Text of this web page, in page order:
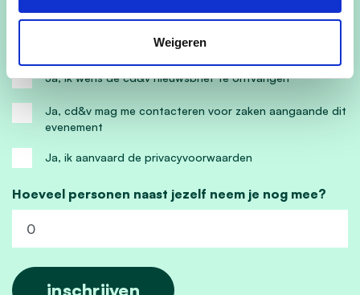
Weigeren
Ja, ik wens de cd&v nieuwsbrief te ontvangen
Ja, cd&v mag me contacteren voor zaken aangaande dit
evenement
Ja, ik aanvaard de privacyvoorwaarden
Hoeveel personen naast jezelf neem je nog mee?